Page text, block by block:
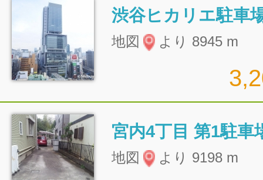
渋谷ヒカリエ駐車
地図 より 8945 m
宮内4丁目 第1駐車
地図 より 9198 m